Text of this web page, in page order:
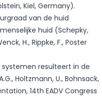
Kiel, Germany).
van de huid
huid (Schepky,
H., Rippke, F., Poster
resulteert in de
Holtzmann, U., Bohnsack,
14th EADV Congress